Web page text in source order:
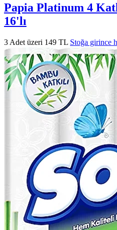
Papia Platinum 4
16'lı
3 Adet üzeri 149 TL Stoğa girince